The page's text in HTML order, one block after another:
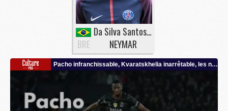
BRE
Da Silva Santos Junior
NEYMAR